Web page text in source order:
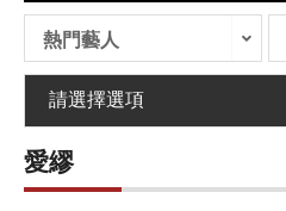
熱門藝人
愛繆